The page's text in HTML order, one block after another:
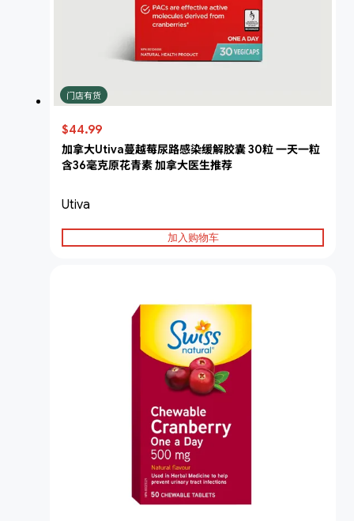
门店有货
$44.99
加拿大Utiva蔓越莓尿路感染缓解胶囊 30粒 一天一粒
含36毫克原花青素 加拿大医生推荐
Utiva
加入购物车